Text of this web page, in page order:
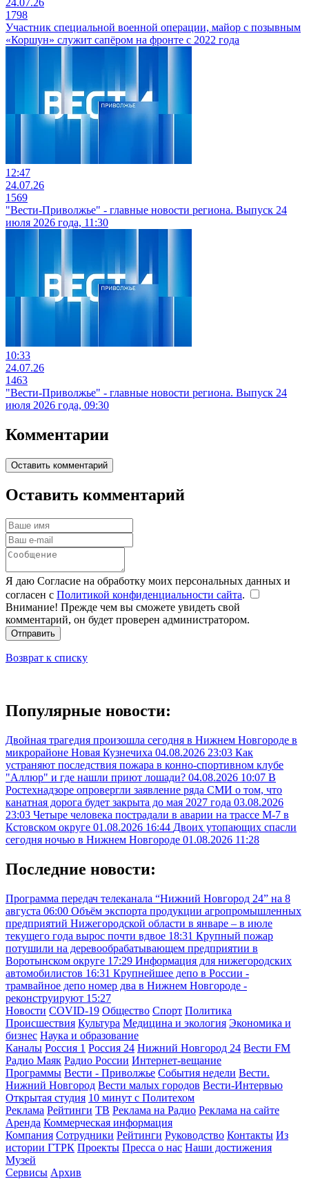
1798
Участник специальной военной операции, майор с позывным
«Коршун» служит сапёром на фронте с 2022 года
12:47
24.07.26
1569
"Вести-Приволжье" - главные новости региона. Выпуск 24
июля 2026 года, 11:30
10:33
24.07.26
1463
"Вести-Приволжье" - главные новости региона. Выпуск 24
июля 2026 года, 09:30
Комментарии
Оставить комментарий
Оставить комментарий
Я даю Согласие на обработку моих персональных данных и
согласен с Политикой конфиденциальности сайта.
Внимание! Прежде чем вы сможете увидеть свой
комментарий, он будет проверен администратором.
Отправить
Возврат к списку
Популярные новости:
Двойная трагедия произошла сегодня в Нижнем Новгороде в
микрорайоне Новая Кузнечиха 04.08.2026 23:03 Как
устраняют последствия пожара в конно-спортивном клубе
"Аллюр" и где нашли приют лошади? 04.08.2026 10:07 В
Ростехнадзоре опровергли заявление ряда СМИ о том, что
канатная дорога будет закрыта до мая 2027 года 03.08.2026
23:03 Четыре человека пострадали в аварии на трассе М-7 в
Кстовском округе 01.08.2026 16:44 Двоих утопающих спасли
сегодня ночью в Нижнем Новгороде 01.08.2026 11:28
Последние новости:
Программа передач телеканала “Нижний Новгород 24” на 8
августа 06:00 Объём экспорта продукции агропромышленных
предприятий Нижегородской области в январе – в июле
текущего года вырос почти вдвое 18:31 Крупный пожар
потушили на деревообрабатывающем предприятии в
Воротынском округе 17:29 Информация для нижегородских
автомобилистов 16:31 Крупнейшее депо в России -
трамвайное депо номер два в Нижнем Новгороде -
реконструируют 15:27
Новости COVID-19 Общество Спорт Политика
Происшествия Культура Медицина и экология Экономика и
бизнес Наука и образование
Каналы Россия 1 Россия 24 Нижний Новгород 24 Вести FM
Радио Маяк Радио России Интернет-вещание
Программы Вести - Приволжье События недели Вести.
Нижний Новгород Вести малых городов Вести-Интервью
Открытая студия 10 минут с Политехом
Реклама Рейтинги ТВ Реклама на Радио Реклама на сайте
Аренда Коммерческая информация
Компания Сотрудники Рейтинги Руководство Контакты Из
истории ГТРК Проекты Пресса о нас Наши достижения
Музей
Сервисы Архив